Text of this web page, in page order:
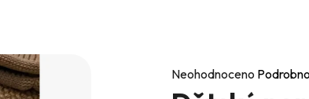
Průměrné
hodnocení
Neohodnoceno